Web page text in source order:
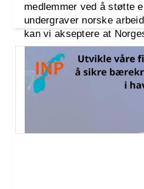
medlemmer ved å støtte
undergraver norske
kan vi akseptere at